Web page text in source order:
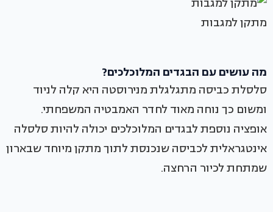
מתקן למגבות
מה עושים עם הבגדים המלוכלכים?
סלסלת כביסה מתגלגלת מנירוסטה היא קלה לניוד
ומשום כך נוחה מאוד לחדר האמבטיה המשפחתי.
אופציה נוספת לבגדים המלוכלכים יכולה להיות סלסלה
אינטגראלית לכביסה שנכנסת לתוך מתקן מיוחד שבארון
שמתחת לכיור הרחצה.